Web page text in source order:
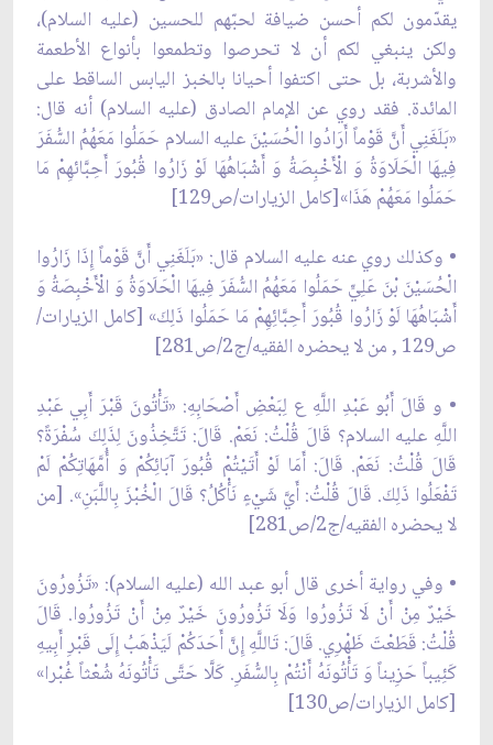
يقدّمون لكم أحسن ضيافة لحبّهم للحسين (عليه السلام)،
ولكن ينبغي لكم أن لا تحرصوا وتطمعوا بأنواع الأطعمة
والأشربة، بل حتى اكتفوا أحيانا بالخبز اليابس الساقط على
المائدة. فقد روي عن الإمام الصادق (عليه السلام) أنه قال:
«بَلَغَنِي أَنَّ قَوْماً أَرَادُوا الْحُسَيْنَ عليه السلام حَمَلُوا مَعَهُمُ السُّفَرَ
فِيهَا الْحَلَاوَةُ وَ الْأَخْبِصَةُ وَ أَشْبَاهُهَا لَوْ زَارُوا قُبُورَ أَحِبَّائهِمْ مَا
حَمَلُوا مَعَهُمْ هَذَا»[كامل الزيارات/ص129]
• وكذلك روي عنه عليه السلام قال: «بَلَغَنِي أَنَّ قَوْماً إِذَا زَارُوا
الْحُسَیْنَ بْنَ عَلِيٍّ حَمَلُوا مَعَهُمُ السُّفَرَ فِیهَا الْحَلَاوَةُ وَ الْأَخْبِصَةُ وَ
أَشْبَاهُهَا لَوْ زَارُوا قُبُورَ أَحِبَّائِهِمْ مَا حَمَلُوا ذَلِكَ» [كامل الزيارات/
ص129 , من لا يحضره الفقيه/ج2/ص281]
• و قَالَ أَبُو عَبْدِ اللَّهِ ع لِبَعْضِ أَصْحَابِهِ: «تَأْتُونَ قَبْرَ أَبِي عَبْدِ
اللَّهِ عليه السلام؟ قَالَ قُلْتُ: نَعَمْ. قَالَ: تَتَّخِذُونَ لِذَلِكَ سُفْرَةً؟
قَالَ قُلْتُ: نَعَمْ. قَالَ: أَمَا لَوْ أَتَیْتُمْ قُبُورَ آبَائِکُمْ وَ أُمَّهَاتِکُمْ لَمْ
تَفْعَلُوا ذَلِكَ. قَالَ قُلْتُ: أَيَّ شَيْ‏ءٍ نَأْکُلُ؟ قَالَ الْخُبْزَ بِاللَّبَنِ». [من
لا يحضره الفقيه/ج2/ص281]
• وفي رواية أخرى قال أبو عبد الله (عليه السلام): «تَزُورُونَ
خَیْرٌ مِنْ أَنْ لَا تَزُورُوا وَلَا تَزُورُونَ خَیْرٌ مِنْ أَنْ تَزُورُوا. قَالَ
قُلْتُ: قَطَعْتَ ظَهْرِي. قَالَ: تَاللَّهِ إِنَّ أَحَدَکُمْ لَیَذْهَبُ إِلَى قَبْرِ أَبِیهِ
کَئِیباً حَزِیناً وَ تَأْتُونَهُ أَنْتُمْ بِالسُّفَرِ. کَلَّا حَتَّى تَأْتُونَهُ شُعْثاً غُبْرا»
[كامل الزيارات/ص130]